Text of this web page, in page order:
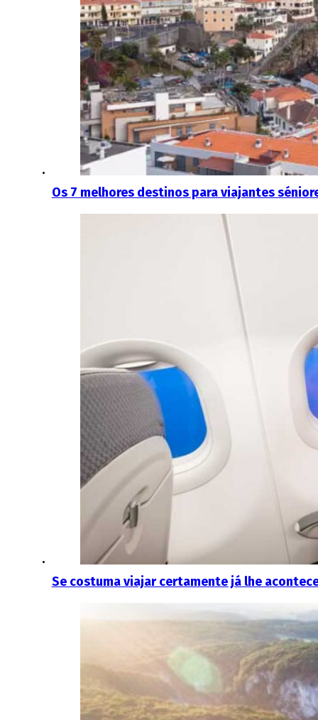
Os 7 melhores destinos para viajantes
Se costuma viajar certamente já lhe